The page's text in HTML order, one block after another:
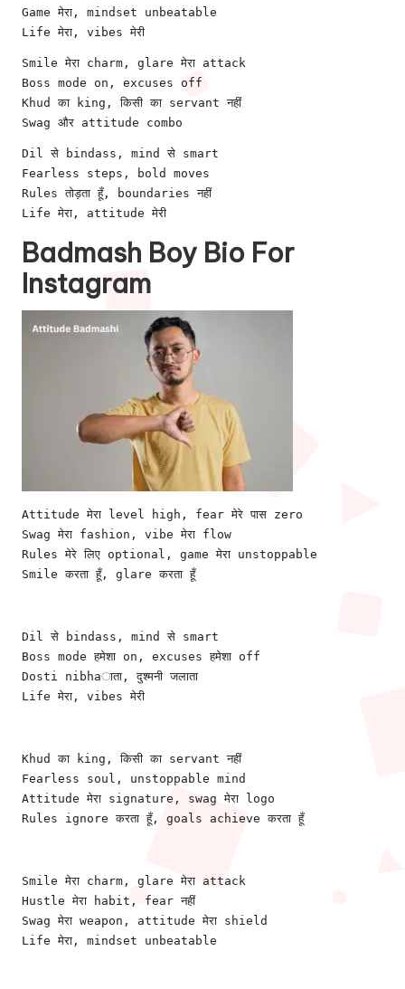
Game मेरा, mindset unbeatable
Life मेरा, vibes मेरी
Smile मेरा charm, glare मेरा attack
Boss mode on, excuses off
Khud का king, किसी का servant नहीं
Swag और attitude combo
Dil से bindass, mind से smart
Fearless steps, bold moves
Rules तोड़ता हूँ, boundaries नहीं
Life मेरा, attitude मेरी
Badmash Boy Bio For
Instagram
Attitude मेरा level high, fear मेरे पास zero
Swag मेरा fashion, vibe मेरा flow
Rules मेरे लिए optional, game मेरा unstoppable
Smile करता हूँ, glare करता हूँ
Dil से bindass, mind से smart
Boss mode हमेशा on, excuses हमेशा off
Dosti nibhaाता, दुश्मनी जलाता
Life मेरा, vibes मेरी
Khud का king, किसी का servant नहीं
Fearless soul, unstoppable mind
Attitude मेरा signature, swag मेरा logo
Rules ignore करता हूँ, goals achieve करता हूँ
Smile मेरा charm, glare मेरा attack
Hustle मेरा habit, fear नहीं
Swag मेरा weapon, attitude मेरा shield
Life मेरा, mindset unbeatable